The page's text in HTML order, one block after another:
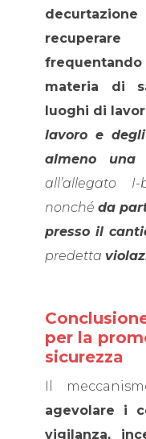
materia di
luoghi di
lavoro e
almeno una
all’allegato
nonché da
presso il
predetta
per la
sicurezza
Il
agevolare i
vigilanza,